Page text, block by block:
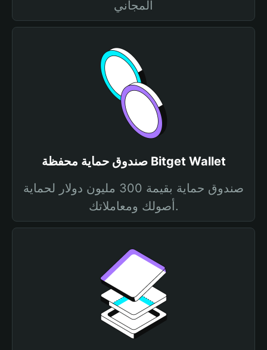
المجاني
صندوق حماية محفظة Bitget Wallet
صندوق حماية بقيمة 300 مليون دولار لحماية
أصولك ومعاملاتك.